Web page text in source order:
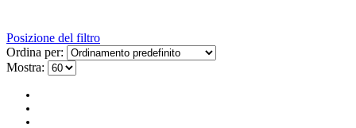
Posizione del filtro
Ordina per:
Mostra: